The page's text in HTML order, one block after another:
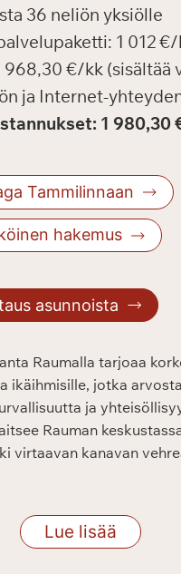
36 neliön yksiölle
1 012
€/kk (sisältää
ja Internet-
1 980,30
Tammilinnaan
hakemus
asunnoista
Raumalla
Raumalla tarjoaa
ikäihmisille, jotka
ja
Rauman
virtaavan kanavan
kodissasi ja nauti
Lue lisää